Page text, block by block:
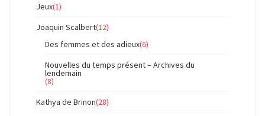
Jeux(1)
Joaquin Scalbert(12)
Des femmes et des adieux(6)
Nouvelles du temps présent – Archives du
lendemain
(8)
Kathya de Brinon(28)